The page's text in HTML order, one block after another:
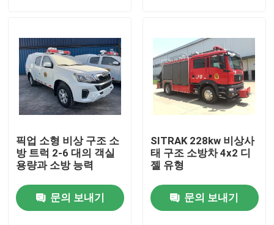
우리에 대하여
공장 여행
연락주세요
인용문을 요구하세요
픽업 소형 비상 구조 소
방 트럭 2-6 대의 객실
용량과 소방 능력
문의 보내기
SITRAK 228kw 비상사
태 구조 소방차 4x2 디
젤 유형
문의 보내기